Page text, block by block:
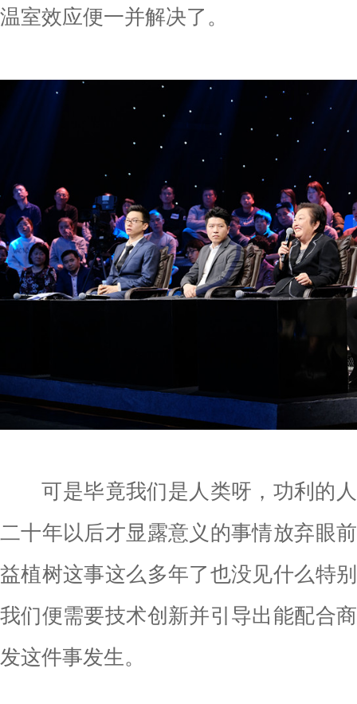
温室效应便一并解决了。
可是毕竟我们是人类呀，功利的人
二十年以后才显露意义的事情放弃眼
益植树这事这么多年了也没见什么特
我们便需要技术创新并引导出能配合
发这件事发生。